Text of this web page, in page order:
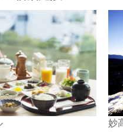
妙